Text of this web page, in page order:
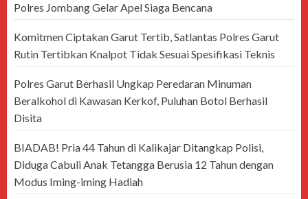
Polres Jombang Gelar Apel Siaga Bencana
Komitmen Ciptakan Garut Tertib, Satlantas Polres Garut
Rutin Tertibkan Knalpot Tidak Sesuai Spesifikasi Teknis
Polres Garut Berhasil Ungkap Peredaran Minuman
Beralkohol di Kawasan Kerkof, Puluhan Botol Berhasil
Disita
BIADAB! Pria 44 Tahun di Kalikajar Ditangkap Polisi,
Diduga Cabuli Anak Tetangga Berusia 12 Tahun dengan
Modus Iming-iming Hadiah